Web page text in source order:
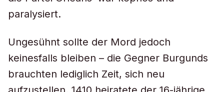
paralysiert.
Ungesühnt sollte der Mord jedoch
keinesfalls bleiben – die Gegner Burgunds
brauchten lediglich Zeit, sich neu